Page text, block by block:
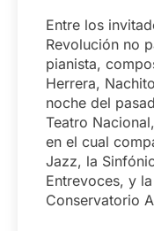
Entre los
Revolución no
pianista,
Herrera,
noche del
Teatro
en el cual
Jazz, la
Entrevoces, y
Conservatorio